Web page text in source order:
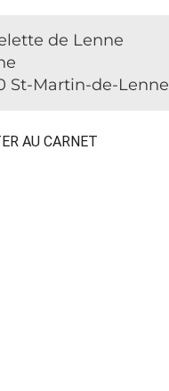
de Lenne
St-Martin-de-Lenne
AU CARNET